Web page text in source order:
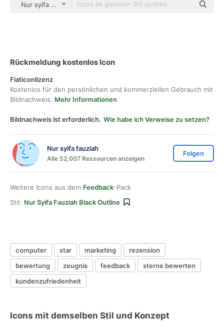
Nur syifa fauziah black outline
Rückmeldung kostenlos Icon
Flaticonlizenz
Kostenlos für den persönlichen und kommerziellen Gebrauch mit
Bildnachweis. Mehr Informationen
Bildnachweis ist erforderlich. Wie habe ich Verweise zu setzen?
Nur syifa fauziah
Alle 52,007 Ressourcen anzeigen
Folgen
Weitere Icons aus dem Feedback-Pack
Stil: Nur Syifa Fauziah Black Outline
computer star marketing
rezension
bewertung
zeugnis feedback
sterne bewerten
kundenzufriedenheit
Icons mit demselben Stil und Konzept